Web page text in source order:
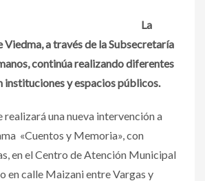
La
a través de la Subsecretaría
continúa realizando diferentes
instituciones y espacios públicos.
realizará una nueva intervención a
«Cuentos y Memoria», con
en el Centro de Atención Municipal
en calle Maizani entre Vargas y